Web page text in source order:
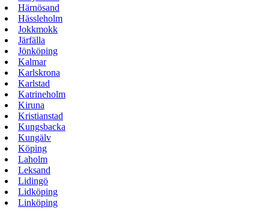
Härnösand
Hässleholm
Jokkmokk
Järfälla
Jönköping
Kalmar
Karlskrona
Karlstad
Katrineholm
Kiruna
Kristianstad
Kungsbacka
Kungälv
Köping
Laholm
Leksand
Lidingö
Lidköping
Linköping